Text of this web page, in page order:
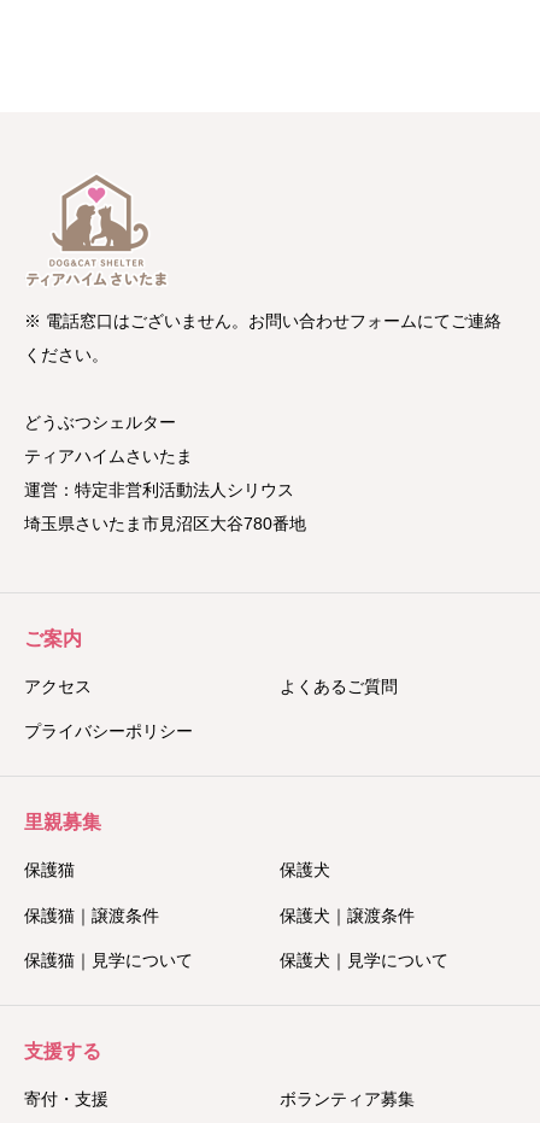
※ 電話窓口はございません。お問い合わせフォームにてご連絡
ください。
どうぶつシェルター
ティアハイムさいたま
運営：特定非営利活動法人シリウス
埼玉県さいたま市見沼区大谷780番地
ご案内
アクセス よくあるご質問
プライバシーポリシー
里親募集
保護猫 保護犬
保護猫｜譲渡条件 保護犬｜譲渡条件
保護猫｜見学について 保護犬｜見学について
支援する
寄付・支援 ボランティア募集